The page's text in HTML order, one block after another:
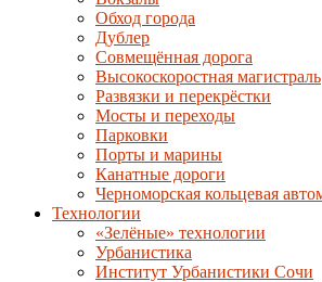
Обход города
Дублер
Совмещённая дорога
Высокоскоростная магистраль
Развязки и перекрёстки
Мосты и переходы
Парковки
Порты и марины
Канатные дороги
Черноморская кольцевая
Технологии
«Зелёные» технологии
Урбанистика
Институт Урбанистики Сочи